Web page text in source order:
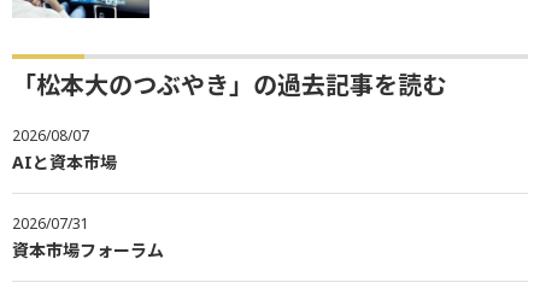
「松本大のつぶやき」の過去記事を読む
2026/08/07
AIと資本市場
2026/07/31
資本市場フォーラム